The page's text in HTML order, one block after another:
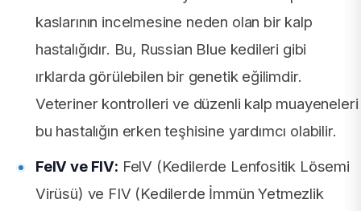
kaslarının incelmesine neden olan bir kalp
hastalığıdır. Bu, Russian Blue kedileri gibi
ırklarda görülebilen bir genetik eğilimdir.
Veteriner kontrolleri ve düzenli kalp muayeneleri
bu hastalığın erken teşhisine yardımcı olabilir.
FelV ve FIV: FelV (Kedilerde Lenfositik Lösemi
Virüsü) ve FIV (Kedilerde İmmün Yetmezlik